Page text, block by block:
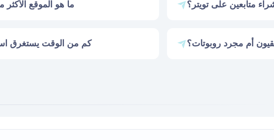
ما هو الموقع الأكثر متابعين على تويتر؟
كم من الوقت يستغرق أم مجرد روبوتات؟